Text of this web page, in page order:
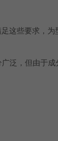
这些要求，
泛，但由于